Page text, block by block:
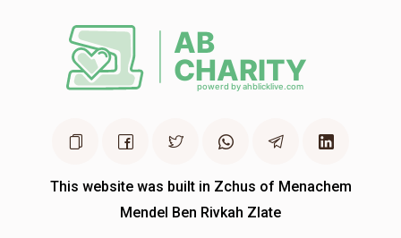
This website was built in Zchus of Menachem
Mendel Ben Rivkah Zlate